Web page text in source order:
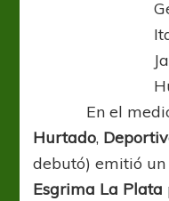
En el medio
Hurtado,
debutó) emitió
Esgrima La Plata